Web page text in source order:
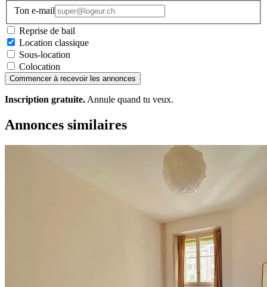
Ton e-mail
Reprise de bail
Location classique
Sous-location
Colocation
Commencer à recevoir les annonces
Inscription gratuite. Annule quand tu veux.
Annonces similaires